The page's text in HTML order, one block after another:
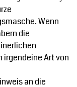
Wenn
die
irgendeine Art von
an die